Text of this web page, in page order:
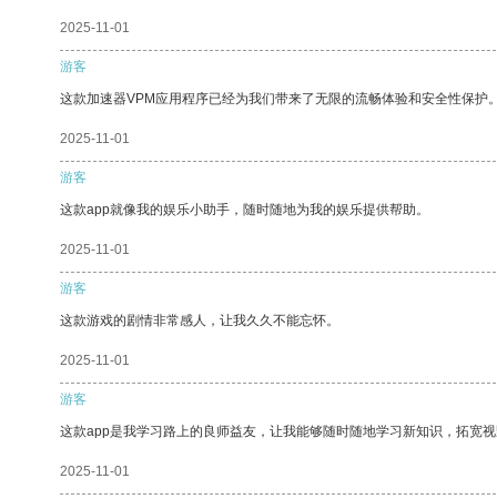
2025-11-01
游客
这款加速器VPM应用程序已经为我们带来了无限的流畅体验和安全性保护
2025-11-01
游客
这款app就像我的娱乐小助手，随时随地为我的娱乐提供帮助。
2025-11-01
游客
这款游戏的剧情非常感人，让我久久不能忘怀。
2025-11-01
游客
这款app是我学习路上的良师益友，让我能够随时随地学习新知识，拓宽
2025-11-01